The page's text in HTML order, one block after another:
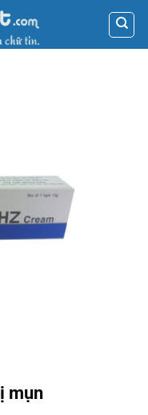
mụn